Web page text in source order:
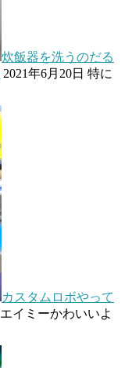
炊飯器を洗うのだる
2021年6月20日 特に
カスタムロボやって
エイミーかわいいよ